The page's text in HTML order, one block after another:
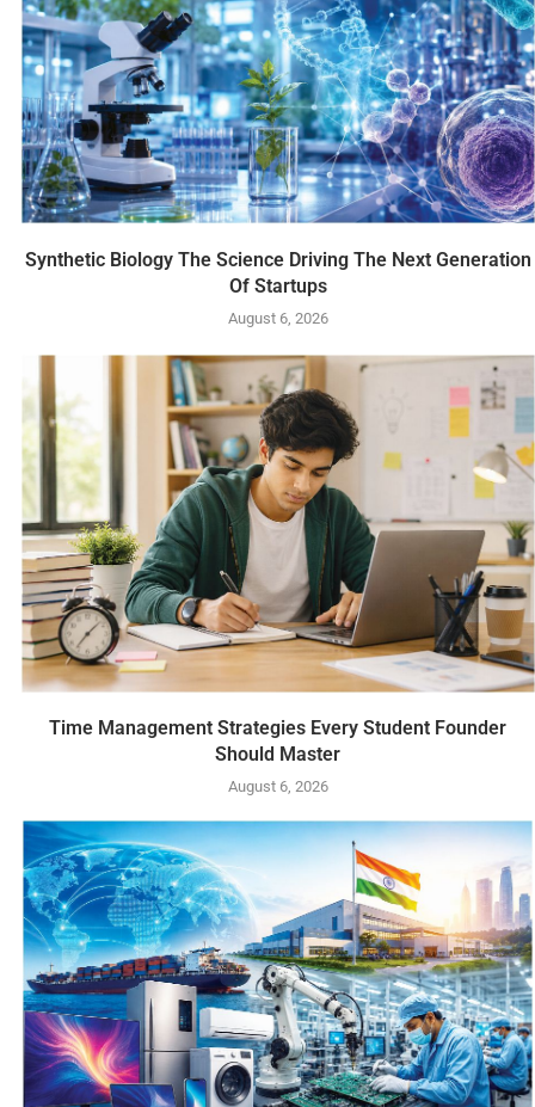
Synthetic Biology The Science Driving The Next Generation
Of Startups
August 6, 2026
Time Management Strategies Every Student Founder
Should Master
August 6, 2026